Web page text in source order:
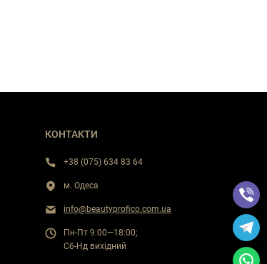
КОНТАКТИ
+38 (075) 634 83 64
м. Одеса
info@beautyprofico.com.ua
Пн-Пт 9:00—18:00;
Сб-Нд вихідний